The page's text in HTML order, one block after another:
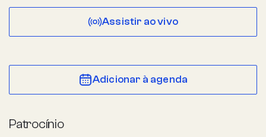
Assistir ao vivo
Adicionar à agenda
Patrocínio